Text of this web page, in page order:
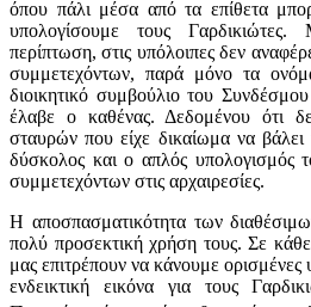
όπου πάλι μέσα από τα επίθετα
υπολογίσουμε τους
περίπτωση, στις υπόλοιπες δεν
συμμετεχόντων, παρά μόνο τα
διοικητικό συμβούλιο του
έλαβε ο καθένας. Δεδομένου ότι
σταυρών που είχε δικαίωμα να βάλει
δύσκολος και ο απλός υπολογισμός
συμμετεχόντων στις αρχαιρεσίες.
Η αποσπασματικότητα των
πολύ προσεκτική χρήση τους. Σε
μας επιτρέπουν να κάνουμε ορισμένες
ενδεικτική εικόνα για τους